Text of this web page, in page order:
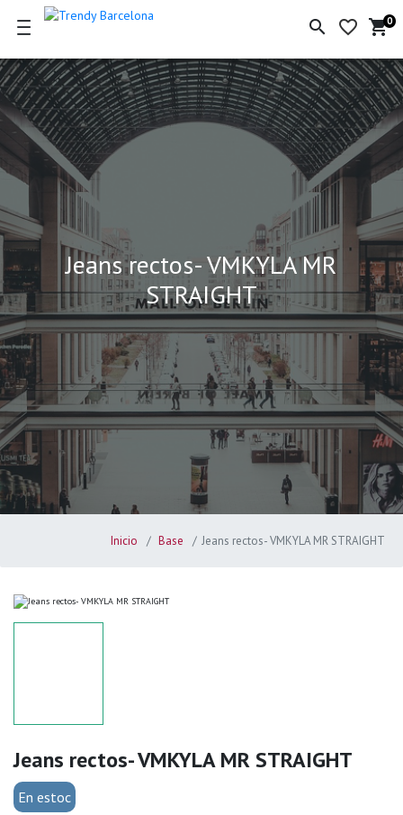
search favorite_border
la
0
shopping_cart
Jeans rectos- VMKYLA MR
STRAIGHT
Inicio Base Jeans rectos- VMKYLA MR STRAIGHT
Jeans rectos- VMKYLA MR STRAIGHT
En estoc